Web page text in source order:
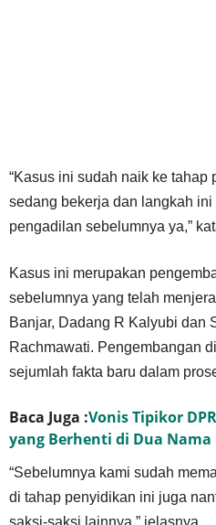
“Kasus ini sudah naik ke
sedang bekerja dan langkah
pengadilan sebelumnya ya,”
Kasus ini merupakan
sebelumnya yang telah
Banjar, Dadang R Kalyubi dan
Rachmawati. Pengembangan
sejumlah fakta baru dalam
Baca Juga :Vonis Tipikor
yang Berhenti di Dua Nama
“Sebelumnya kami sudah
di tahap penyidikan ini juga
saksi-saksi lainnya,” jelasnya.